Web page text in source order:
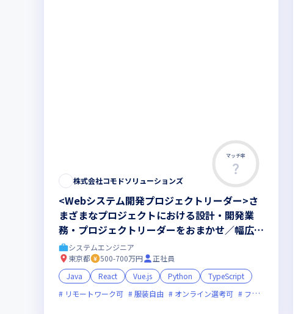
マッチ率
株式会社コモドソリューションズ
<Webシステム開発プロジェクトリーダー>さ
まざまなプロジェクトにおける設計・開発業
務・プロジェクトリーダーをおまかせ／幅広い
業種や技術分野の開発案件多数
システムエンジニア
東京都
500-700万円
正社員
Java
React Vue.js Python
TypeScript
リモートワーク可
服装自由 オンライン選考可 フレックス制度あり